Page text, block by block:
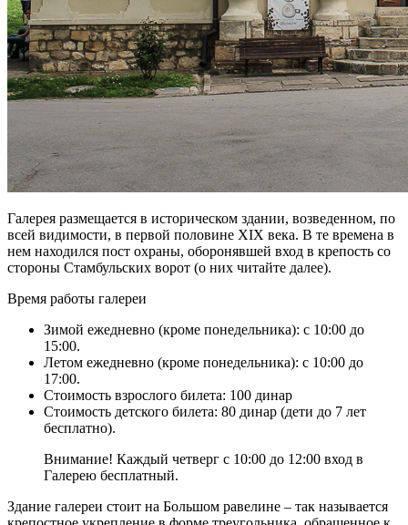
Галерея размещается в историческом здании, возведенном, по
всей видимости, в первой половине XIX века. В те времена в
нем находился пост охраны, оборонявшей вход в крепость со
стороны Стамбульских ворот (о них читайте далее).
Время работы галереи
Зимой ежедневно (кроме понедельника): с 10:00 до
15:00.
Летом ежедневно (кроме понедельника): с 10:00 до
17:00.
Стоимость взрослого билета: 100 динар
Стоимость детского билета: 80 динар (дети до 7 лет
бесплатно).
Внимание! Каждый четверг с 10:00 до 12:00 вход в
Галерею бесплатный.
Здание галереи стоит на Большом равелине – так называется